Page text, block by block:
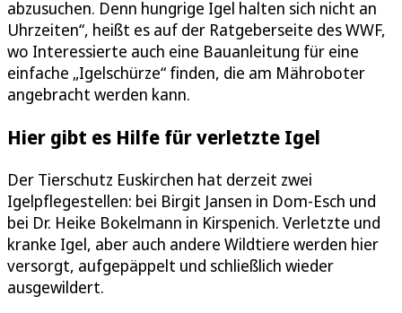
abzusuchen. Denn hungrige Igel halten sich nicht an
Uhrzeiten“, heißt es auf der Ratgeberseite des WWF,
wo Interessierte auch eine Bauanleitung für eine
einfache „Igelschürze“ finden, die am Mähroboter
angebracht werden kann.
Hier gibt es Hilfe für verletzte Igel
Der Tierschutz Euskirchen hat derzeit zwei
Igelpflegestellen: bei Birgit Jansen in Dom-Esch und
bei Dr. Heike Bokelmann in Kirspenich. Verletzte und
kranke Igel, aber auch andere Wildtiere werden hier
versorgt, aufgepäppelt und schließlich wieder
ausgewildert.